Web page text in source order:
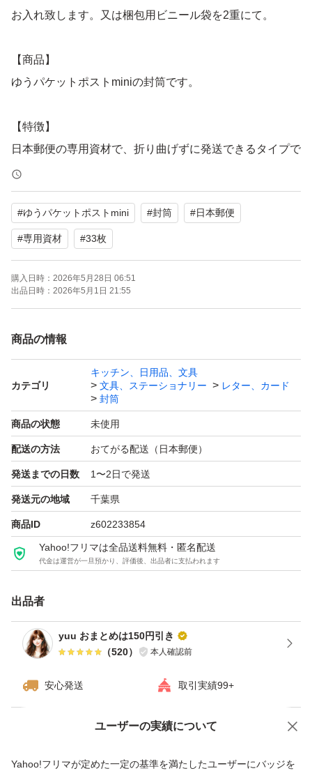
お入れ致します。又は梱包用ビニール袋を2重にて。
【商品】
ゆうパケットポストminiの封筒です。
【特徴】
日本郵便の専用資材で、折り曲げずに発送できるタイプで
す。35枚セットです。
よろしくお願いいたします。
#ゆうパケットポストmini #封筒 #日本郵便
#専用資材 #33枚
購入日時： 2026年5月28日 06:51
出品日時： 2026年5月1日 21:55
商品の情報
カテゴリ
キッチン、日用品、文具
文具、ステーショナリー
レター、カード
封筒
商品の状態 未使用
配送の方法 おてがる配送（日本郵便）
発送までの日数 1〜2日で発送
発送元の地域 千葉県
商品ID z602233854
Yahoo!フリマは全品送料無料・匿名配送
代金は運営が一旦預かり、評価後、出品者に支払われます
出品者
yuu おまとめは150円引き
（520） 本人確認前
安心発送 取引実績99+
ユーザーの実績について
Yahoo!フリマが定めた一定の基準を満たしたユーザーにバッジを
価格の相談 商品への質問